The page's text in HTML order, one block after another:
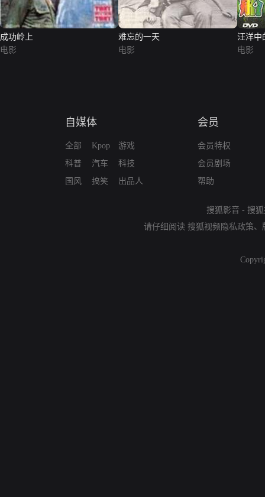
成功岭上
电影
难忘的一天
电影
汪洋中
电影
自媒体
全部
科普
国风
Kpop
汽车
搞笑
游戏
科技
出品人
会员
会员特权
会员剧场
帮助
搜狐影音 - 搜
请仔细阅读 搜狐视频隐私政策、